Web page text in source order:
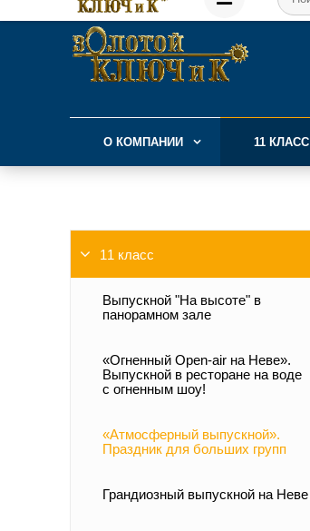
О КОМПАНИИ 11 КЛАСС
11 класс
Выпускной "На высоте" в
панорамном зале
«Огненный Open-air на Неве».
Выпускной в ресторане на воде
с огненным шоу!
«Атмосферный выпускной».
Праздник для больших групп
Грандиозный выпускной на Неве